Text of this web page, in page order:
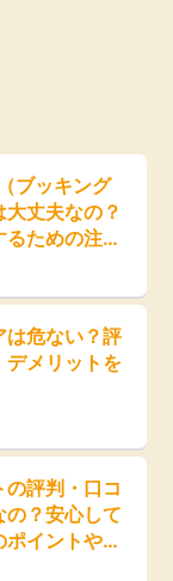
ブッキング
大丈夫なの？
ための注意
は危ない？評
デメリットを
の評判・口コ
の？安心して
イントやお
！